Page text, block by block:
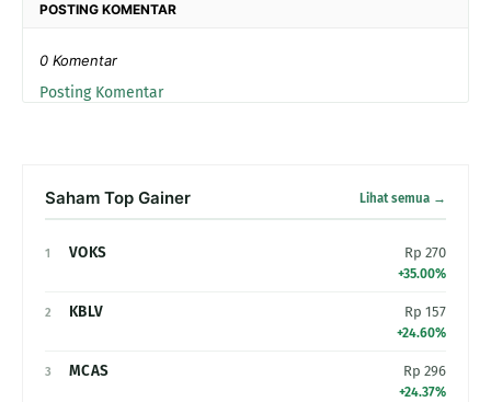
POSTING KOMENTAR
0 Komentar
Posting Komentar
Saham Top Gainer Lihat semua →
1 VOKS Rp 270
+35.00%
2 KBLV Rp 157
+24.60%
3 MCAS Rp 296
+24.37%